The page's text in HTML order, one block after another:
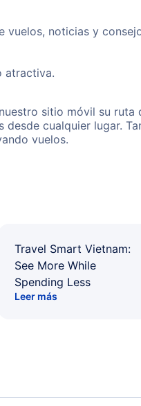
noticias y
atractiva.
sitio móvil su
cualquier lugar.
vuelos.
Travel Smart Vietnam:
See More While
Spending Less
Leer más